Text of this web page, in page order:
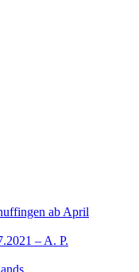
ab April
– A. P.